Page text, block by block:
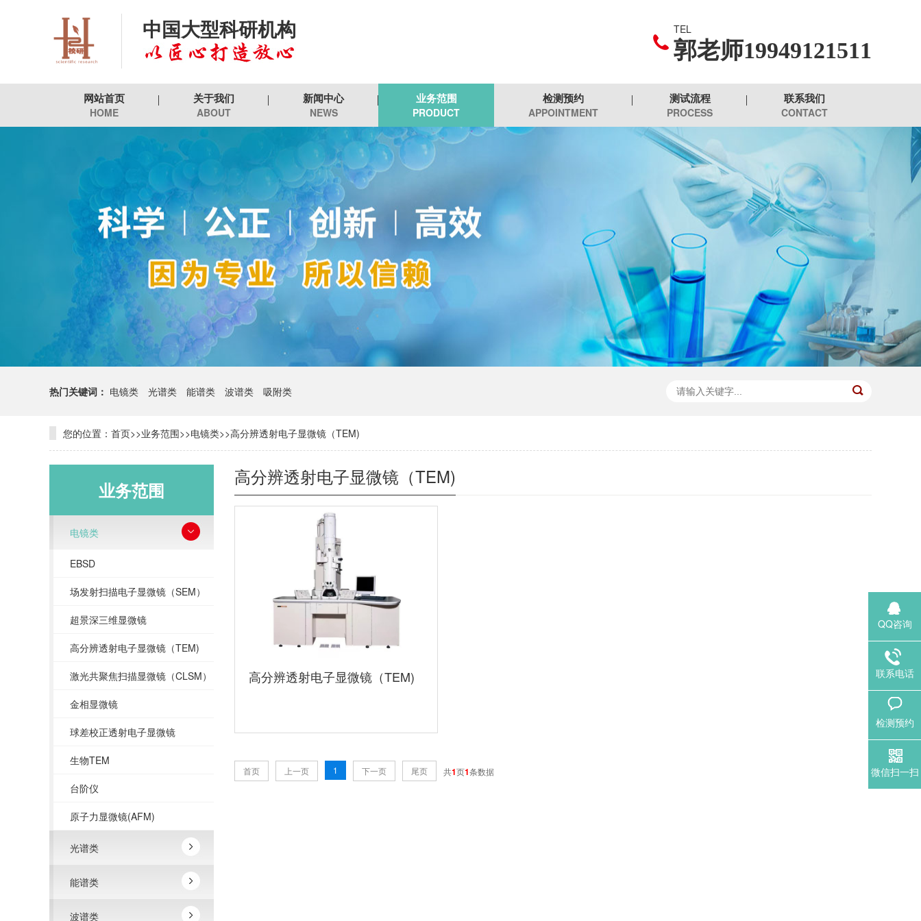
中国大型科研机构 TEL
郭老师19949121511
网站首页
HOME
关于我们
ABOUT
新闻中心
NEWS
业务范围
PRODUCT
检测预约
APPOINTMENT
测试流程
PROCESS
联系我们
CONTACT
热门关键词： 电镜类 光谱类 能谱类 波谱类 吸附类
您的位置： 首页>>业务范围>>电镜类>>高分辨透射电子显微镜（TEM)
业务范围
电镜类
EBSD
场发射扫描电子显微镜（SEM）
超景深三维显微镜
高分辨透射电子显微镜（TEM)
激光共聚焦扫描显微镜（CLSM）
金相显微镜
球差校正透射电子显微镜
生物TEM
台阶仪
原子力显微镜(AFM)
光谱类
能谱类
波谱类
高分辨透射电子显微镜（TEM)
高分辨透射电子显微镜（TEM)
首页 上一页 1 下一页 尾页 共1页1条数据
QQ咨询
联系电话
检测预约
微信扫一扫